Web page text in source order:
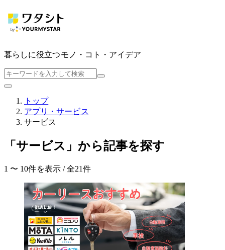
暮らしに役立つモノ・コト・アイデア
トップ
アプリ・サービス
サービス
「サービス」から記事を探す
1 〜 10件を表示 / 全21件